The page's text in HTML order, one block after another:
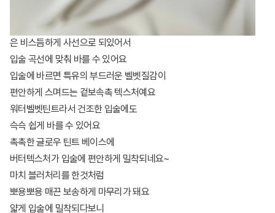
은 비스듬하게 사선으로 되있어서
입술 곡선에 맞춰 바를 수 있어요
입술에 바르면 특유의 부드러운 벨벳질감이
편안하게 스며드는 겉보속촉 텍스처예요
워터벨벳틴트라서 건조한 입술에도
슥슥 쉽게 바를 수 있어요
촉촉한 글로우 틴트 베이스에
버터텍스처가 입술에 편안하게 밀착되네요~
마치 블러처리를 한것처럼
뽀용뽀용 매끈 보송하게 마무리가 돼요
얇게 입술에 밀착되다보니